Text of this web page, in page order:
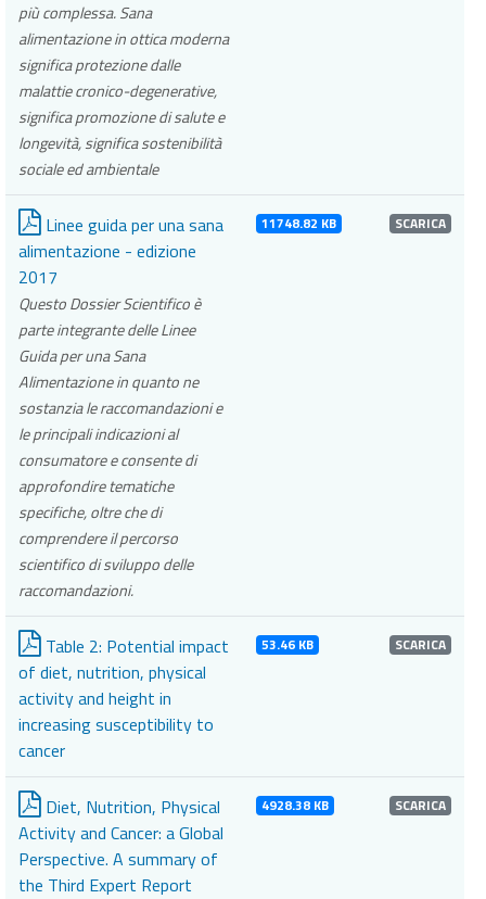
più complessa. Sana
alimentazione in ottica moderna
significa protezione dalle
malattie cronico-degenerative,
significa promozione di salute e
longevità, significa sostenibilità
sociale ed ambientale
Linee guida per una sana
alimentazione - edizione
2017
Questo Dossier Scientifico è
parte integrante delle Linee
Guida per una Sana
Alimentazione in quanto ne
sostanzia le raccomandazioni e
le principali indicazioni al
consumatore e consente di
approfondire tematiche
specifiche, oltre che di
comprendere il percorso
scientifico di sviluppo delle
raccomandazioni.
11748.82 KB SCARICA
Table 2: Potential impact
of diet, nutrition, physical
activity and height in
increasing susceptibility to
cancer
53.46 KB SCARICA
Diet, Nutrition, Physical
Activity and Cancer: a Global
Perspective. A summary of
the Third Expert Report
4928.38 KB SCARICA